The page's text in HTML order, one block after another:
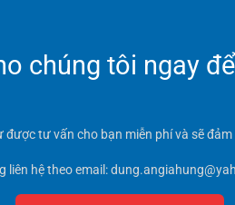
chúng tôi ngay
tư vấn cho bạn miễn phí và sẽ
liên hệ theo email: